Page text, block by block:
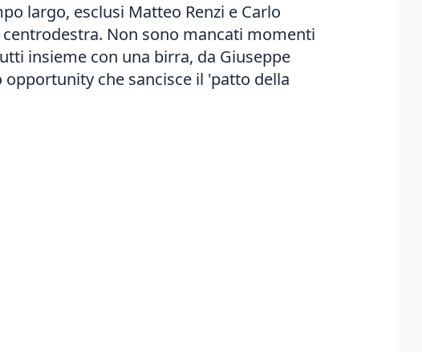
largo, esclusi Matteo Renzi e Carlo
Non sono mancati momenti
insieme con una birra, da Giuseppe
che sancisce il 'patto della